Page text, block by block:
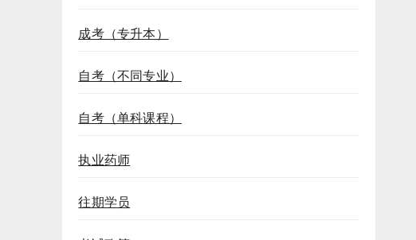
成考（专升本）
自考（不同专业）
自考（单科课程）
执业药师
往期学员